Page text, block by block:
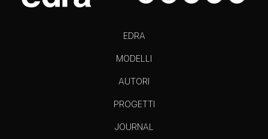
EDRA
MODELLI
AUTORI
PROGETTI
JOURNAL